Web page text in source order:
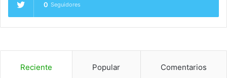
0 Seguidores
Reciente Popular Comentarios